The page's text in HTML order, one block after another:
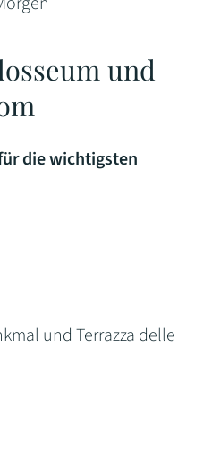
und
die wichtigsten
und Terrazza delle